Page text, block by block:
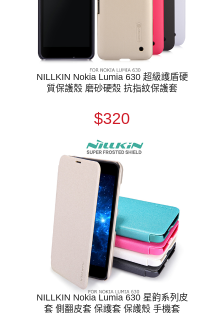
NILLKIN Nokia Lumia 630 超級護盾硬
質保護殼 磨砂硬殼 抗指紋保護套
$320
NILLKIN Nokia Lumia 630 星韵系列皮
套 側翻皮套 保護套 保護殼 手機套